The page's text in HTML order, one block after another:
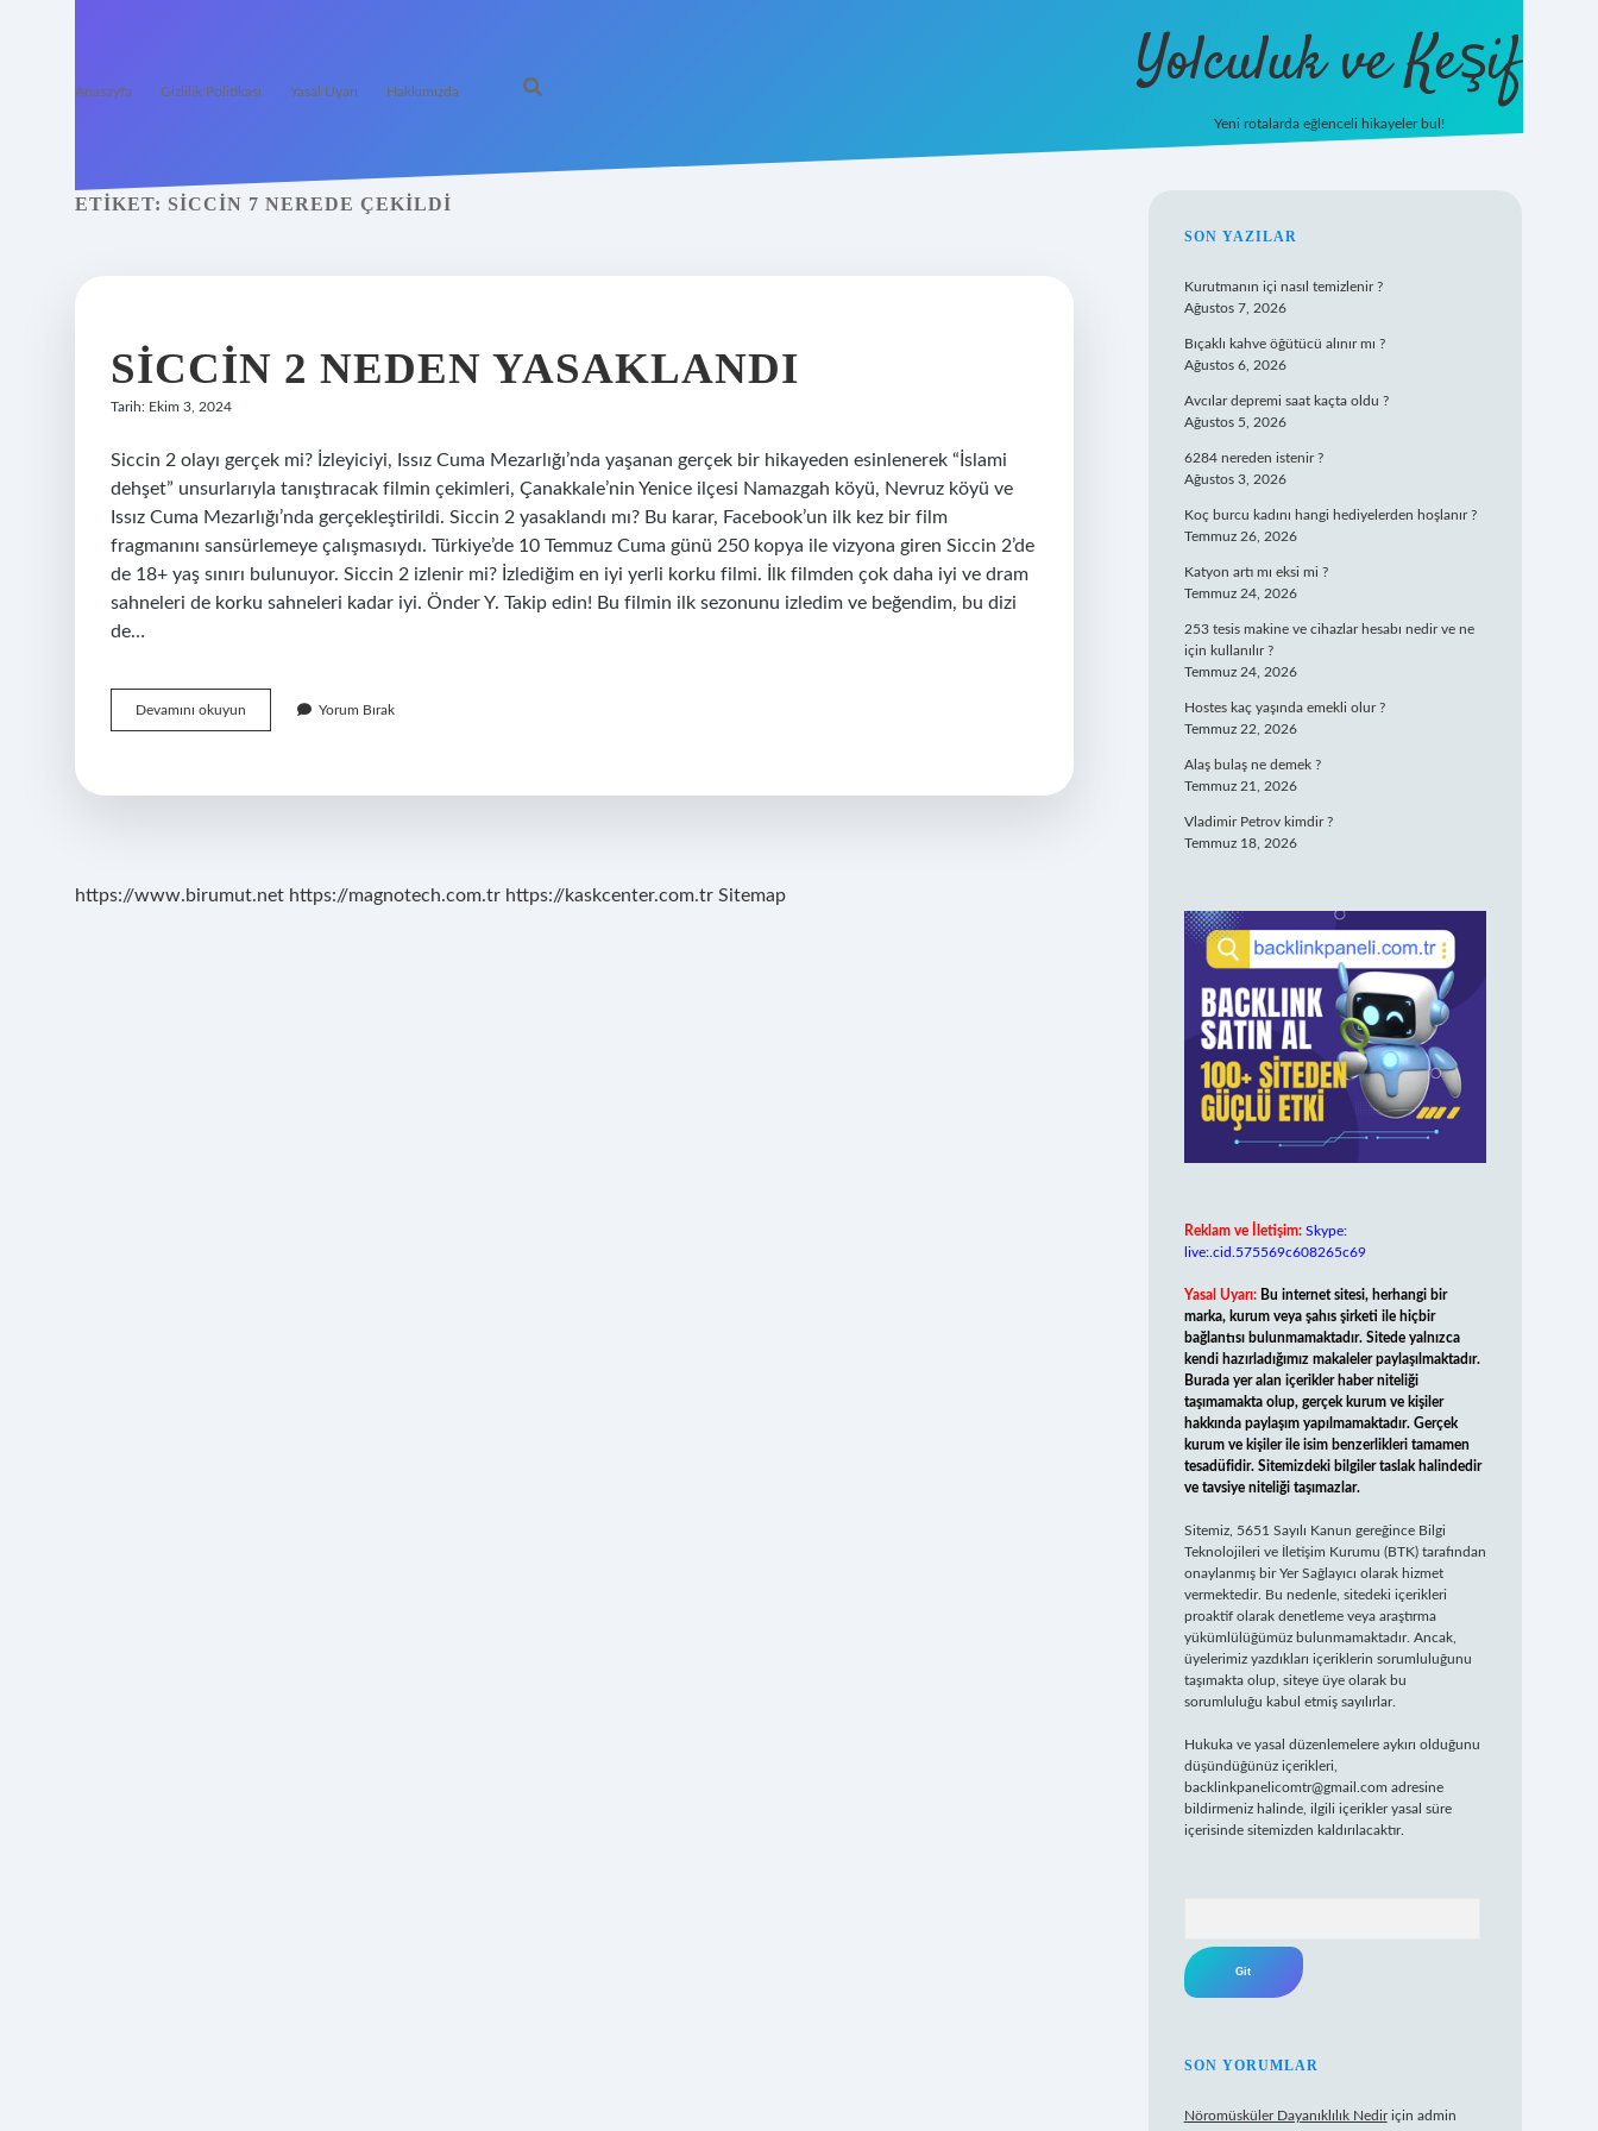
Anasayfa Gizlilik Politikası Yasal Uyarı Hakkımızda Yolculuk ve Keşif
Yeni rotalarda eğlenceli hikayeler bul!
ETIKET: SICCIN 7 NEREDE ÇEKILDI
SICCIN 2 NEDEN YASAKLANDI
Tarih: Ekim 3, 2024
Siccin 2 olayı gerçek mi? İzleyiciyi, Issız Cuma Mezarlığı’nda yaşanan gerçek bir hikayeden esinlenerek “İslami
dehşet” unsurlarıyla tanıştıracak filmin çekimleri, Çanakkale’nin Yenice ilçesi Namazgah köyü, Nevruz köyü ve
Issız Cuma Mezarlığı’nda gerçekleştirildi. Siccin 2 yasaklandı mı? Bu karar, Facebook’un ilk kez bir film
fragmanını sansürlemeye çalışmasıydı. Türkiye’de 10 Temmuz Cuma günü 250 kopya ile vizyona giren Siccin 2’de
de 18+ yaş sınırı bulunuyor. Siccin 2 izlenir mi? İzlediğim en iyi yerli korku filmi. İlk filmden çok daha iyi ve dram
sahneleri de korku sahneleri kadar iyi. Önder Y. Takip edin! Bu filmin ilk sezonunu izledim ve beğendim, bu dizi
de…
Devamını okuyun
2
Yorum Bırak
https://www.birumut.net https://magnotech.com.tr https://kaskcenter.com.tr Sitemap
SIDEBAR
SON YAZILAR
Kurutmanın içi nasıl temizlenir ?
Ağustos 7, 2026
Bıçaklı kahve öğütücü alınır mı ?
Ağustos 6, 2026
Avcılar depremi saat kaçta oldu ?
Ağustos 5, 2026
6284 nereden istenir ?
Ağustos 3, 2026
Koç burcu kadını hangi hediyelerden hoşlanır ?
Temmuz 26, 2026
Katyon artı mı eksi mi ?
Temmuz 24, 2026
253 tesis makine ve cihazlar hesabı nedir ve ne
için kullanılır ?
Temmuz 24, 2026
Hostes kaç yaşında emekli olur ?
Temmuz 22, 2026
Alaş bulaş ne demek ?
Temmuz 21, 2026
Vladimir Petrov kimdir ?
Temmuz 18, 2026
Reklam ve İletişim: Skype:
live:.cid.575569c608265c69
Yasal Uyarı: Bu internet sitesi, herhangi bir
marka, kurum veya şahıs şirketi ile hiçbir
bağlantısı bulunmamaktadır. Sitede yalnızca
kendi hazırladığımız makaleler paylaşılmaktadır.
Burada yer alan içerikler haber niteliği
taşımamakta olup, gerçek kurum ve kişiler
hakkında paylaşım yapılmamaktadır. Gerçek
kurum ve kişiler ile isim benzerlikleri tamamen
tesadüfidir. Sitemizdeki bilgiler taslak halindedir
ve tavsiye niteliği taşımazlar.
Sitemiz, 5651 Sayılı Kanun gereğince Bilgi
Teknolojileri ve İletişim Kurumu (BTK) tarafından
onaylanmış bir Yer Sağlayıcı olarak hizmet
vermektedir. Bu nedenle, sitedeki içerikleri
proaktif olarak denetleme veya araştırma
yükümlülüğümüz bulunmamaktadır. Ancak,
üyelerimiz yazdıkları içeriklerin sorumluluğunu
taşımakta olup, siteye üye olarak bu
sorumluluğu kabul etmiş sayılırlar.
Hukuka ve yasal düzenlemelere aykırı olduğunu
düşündüğünüz içerikleri,
backlinkpanelicomtr@gmail.com adresine
bildirmeniz halinde, ilgili içerikler yasal süre
içerisinde sitemizden kaldırılacaktır.
SON YORUMLAR
Nöromüsküler Dayanıklılık Nediriçin admin